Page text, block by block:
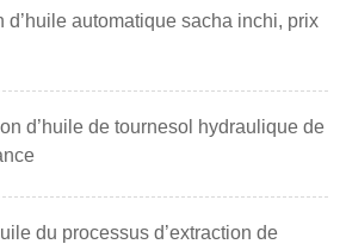
d’huile automatique sacha inchi, prix
d’huile de tournesol hydraulique de
du processus d’extraction de